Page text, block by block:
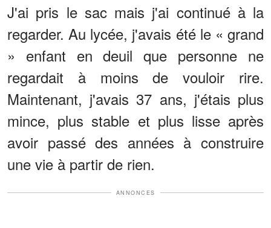
J'ai pris le sac mais j'ai continué à la
regarder. Au lycée, j'avais été le « grand
» enfant en deuil que personne ne
regardait à moins de vouloir rire.
Maintenant, j'avais 37 ans, j'étais plus
mince, plus stable et plus lisse après
avoir passé des années à construire
une vie à partir de rien.
ANNONCES